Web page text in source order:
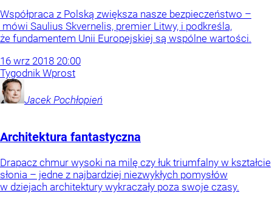
Współpraca z Polską zwiększa nasze bezpieczeństwo –
mówi Saulius Skvernelis, premier Litwy, i podkreśla,
że fundamentem Unii Europejskiej są wspólne wartości.
16 wrz 2018 20:00
Tygodnik Wprost
Jacek Pochłopień
Architektura fantastyczna
Drapacz chmur wysoki na milę czy łuk triumfalny w kształcie
słonia – jedne z najbardziej niezwykłych pomysłów
w dziejach architektury wykraczały poza swoje czasy.